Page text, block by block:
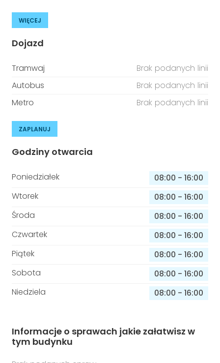
WIĘCEJ
Dojazd
Tramwaj
Brak podanych linii
Autobus
Brak podanych linii
Metro
Brak podanych linii
ZAPLANUJ
Godziny otwarcia
Poniedziałek 08:00 - 16:00
Wtorek
08:00 - 16:00
Środa
08:00 - 16:00
Czwartek
08:00 - 16:00
Piątek
08:00 - 16:00
Sobota
08:00 - 16:00
Niedziela
08:00 - 16:00
Informacje o sprawach jakie załatwisz w
tym budynku